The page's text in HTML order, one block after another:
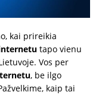
kai prireikia
tapo vienu
Vos per
, be ilgo
kaip tai